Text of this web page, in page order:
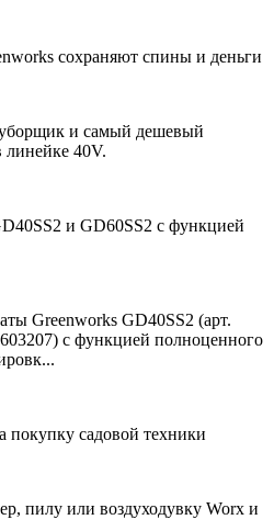
сохраняют спины и деньги
и самый дешевый
линейке 40V.
и GD60SS2 с функцией
Greenworks GD40SS2 (арт.
с функцией полноценного
покупку садовой техники
пилу или воздуходувку Worx и